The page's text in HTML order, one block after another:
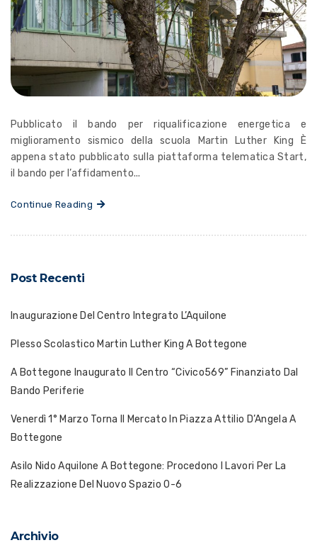
Pubblicato il bando per riqualificazione energetica e
miglioramento sismico della scuola Martin Luther King È
appena stato pubblicato sulla piattaforma telematica Start,
il bando per l’affidamento...
Continue Reading
Post Recenti
Inaugurazione Del Centro Integrato L’Aquilone
Plesso Scolastico Martin Luther King A Bottegone
A Bottegone Inaugurato Il Centro “Civico569” Finanziato Dal
Bando Periferie
Venerdì 1° Marzo Torna Il Mercato In Piazza Attilio D’Angela A
Bottegone
Asilo Nido Aquilone A Bottegone: Procedono I Lavori Per La
Realizzazione Del Nuovo Spazio 0-6
Archivio